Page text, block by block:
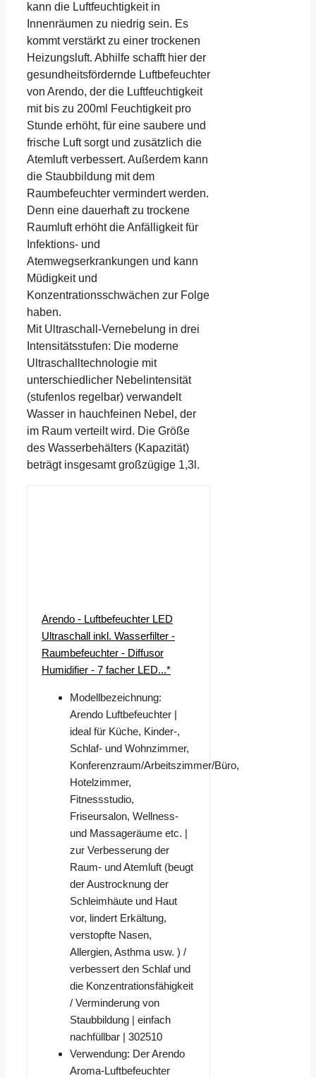
kann die Luftfeuchtigkeit in
Innenräumen zu niedrig sein. Es
kommt verstärkt zu einer trockenen
Heizungsluft. Abhilfe schafft hier der
gesundheitsfördernde Luftbefeuchter
von Arendo, der die Luftfeuchtigkeit
mit bis zu 200ml Feuchtigkeit pro
Stunde erhöht, für eine saubere und
frische Luft sorgt und zusätzlich die
Atemluft verbessert. Außerdem kann
die Staubbildung mit dem
Raumbefeuchter vermindert werden.
Denn eine dauerhaft zu trockene
Raumluft erhöht die Anfälligkeit für
Infektions- und
Atemwegserkrankungen und kann
Müdigkeit und
Konzentrationsschwächen zur Folge
haben.
Mit Ultraschall-Vernebelung in drei
Intensitätsstufen: Die moderne
Ultraschalltechnologie mit
unterschiedlicher Nebelintensität
(stufenlos regelbar) verwandelt
Wasser in hauchfeinen Nebel, der
im Raum verteilt wird. Die Größe
des Wasserbehälters (Kapazität)
beträgt insgesamt großzügige 1,3l.
Arendo - Luftbefeuchter LED
Ultraschall inkl. Wasserfilter -
Raumbefeuchter - Diffusor
Humidifier - 7 facher LED...*
Modellbezeichnung:
Arendo Luftbefeuchter |
ideal für Küche, Kinder-,
Schlaf- und Wohnzimmer,
Konferenzraum/Arbeitszimmer/Büro,
Hotelzimmer,
Fitnessstudio,
Friseursalon, Wellness-
und Massageräume etc. |
zur Verbesserung der
Raum- und Atemluft (beugt
der Austrocknung der
Schleimhäute und Haut
vor, lindert Erkältung,
verstopfte Nasen,
Allergien, Asthma usw. ) /
verbessert den Schlaf und
die Konzentrationsfähigkeit
/ Verminderung von
Staubbildung | einfach
nachfüllbar | 302510
Verwendung: Der Arendo
Aroma-Luftbefeuchter